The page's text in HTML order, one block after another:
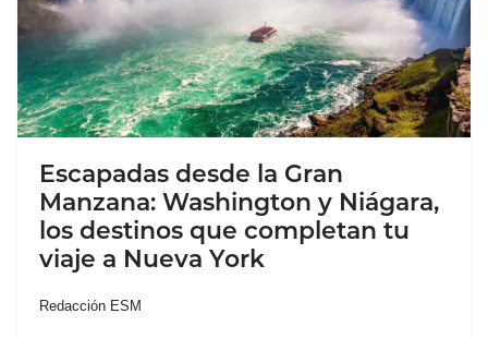
Escapadas desde la Gran
Manzana: Washington y Niágara,
los destinos que completan tu
viaje a Nueva York
Redacción ESM